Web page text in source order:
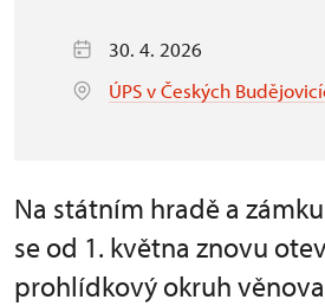
30. 4. 2026
ÚPS v Českých
Na státním hradě a
se od 1. května znovu
prohlídkový okruh